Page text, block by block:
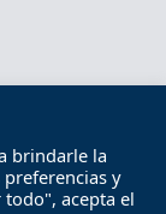
privacidad
brindarle la
y
todo", acepta el